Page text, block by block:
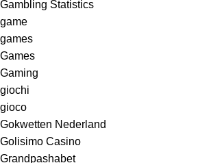
Gambling Statistics
game
games
Games
Gaming
giochi
gioco
Gokwetten Nederland
Golisimo Casino
Grandpashabet